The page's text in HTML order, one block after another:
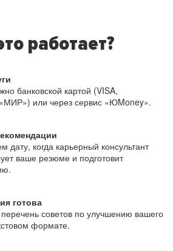
работает?
банковской картой (VISA,
или через сервис «ЮMoney».
дату, когда карьерный консультант
ваше резюме и подготовит
готова
советов по улучшению вашего
формате.